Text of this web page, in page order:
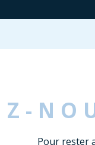
Pour rester